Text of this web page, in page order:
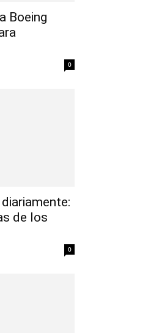
Boeing
0
de los
0